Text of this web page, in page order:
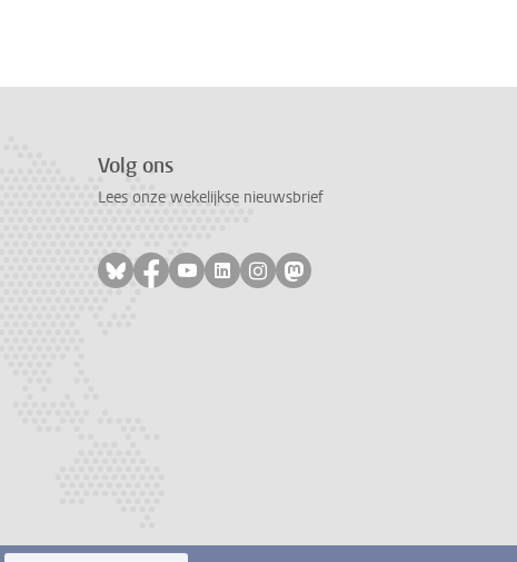
Volg ons
Lees onze wekelijkse nieuwsbrief
Volg ons op bluesky
Volg ons op facebook
Volg ons op youtube
Volg ons op linkedin
Volg ons op instagram
Volg ons op mastodon